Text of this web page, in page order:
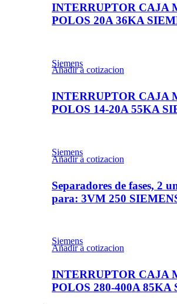
INTERRUPTOR CAJA
POLOS 20A 36KA
Siemens
Añadir a cotizacion
INTERRUPTOR CAJA
POLOS 14-20A 55KA
Siemens
Añadir a cotizacion
Separadores de fases, 2
para: 3VM 250
Siemens
Añadir a cotizacion
INTERRUPTOR CAJA
POLOS 280-400A 85KA